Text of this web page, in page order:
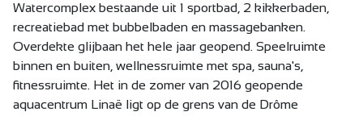
Watercomplex bestaande uit 1 sportbad, 2 kikkerbaden,
recreatiebad met bubbelbaden en massagebanken.
Overdekte glijbaan het hele jaar geopend. Speelruimte
binnen en buiten, wellnessruimte met spa, sauna's,
fitnessruimte. Het in de zomer van 2016 geopende
aquacentrum Linaë ligt op de grens van de Drôme